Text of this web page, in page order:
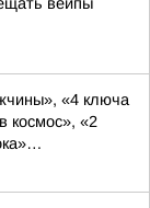
«4 ключа
космос», «2